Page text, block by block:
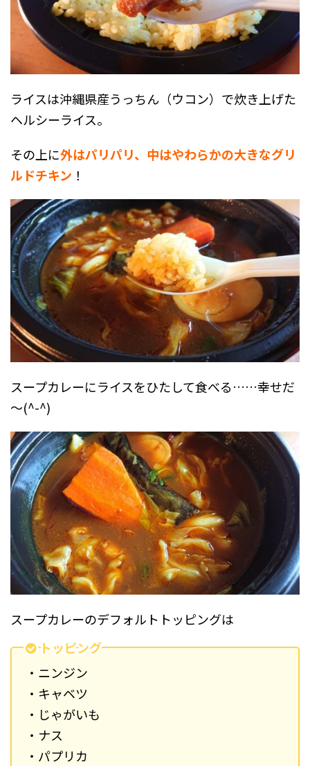
ライスは沖縄県産うっちん（ウコン）で炊き上げた
ヘルシーライス。
その上に外はパリパリ、中はやわらかの大きなグリ
ルドチキン ！
スープカレーにライスをひたして食べる……幸せだ
～(^-^)
スープカレーのデフォルトトッピングは
トッピング
・ニンジン
・キャベツ
・じゃがいも
・ナス
・パプリカ